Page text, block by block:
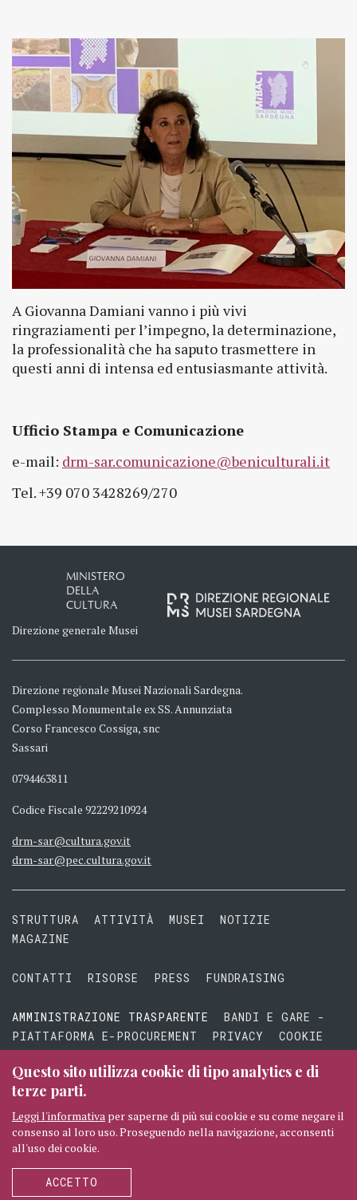
A Giovanna Damiani vanno i più vivi
ringraziamenti per l’impegno, la determinazione,
la professionalità che ha saputo trasmettere in
questi anni di intensa ed entusiasmante attività.
Ufficio Stampa e Comunicazione
e-mail: drm-sar.comunicazione@beniculturali.it
Tel. +39 070 3428269/270
MINISTERO
DELLA
CULTURA
Direzione generale Musei
Direzione regionale Musei Nazionali Sardegna.
Complesso Monumentale ex SS. Annunziata
Corso Francesco Cossiga, snc
Sassari
0794463811
Codice Fiscale 92229210924
drm-sar@cultura.gov.it
drm-sar@pec.cultura.gov.it
STRUTTURA ATTIVITÀ MUSEI
NOTIZIE
MAGAZINE
CONTATTI RISORSE PRESS FUNDRAISING
AMMINISTRAZIONE TRASPARENTE
BANDI E GARE -
PIATTAFORMA E-PROCUREMENT
PRIVACY
COOKIE
TERMINI E CONDIZIONI
© 2026 MIBAC TUTTI I DIRITTI RISERVATI CREDITI
Questo sito utilizza cookie di tipo analytics e di
terze parti.
Leggi l'informativa per saperne di più sui cookie e su come negare il
consenso al loro uso. Proseguendo nella navigazione, acconsenti
all'uso dei cookie.
ACCETTO